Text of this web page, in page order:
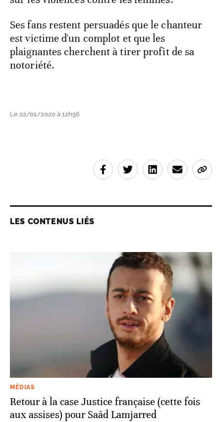
Ses fans restent persuadés que le chanteur
est victime d'un complot et que les
plaignantes cherchent à tirer profit de sa
notoriété.
Le 22/01/2020 à 12h56
LES CONTENUS LIÉS
MÉDIAS
Retour à la case Justice française (cette fois
aux assises) pour Saâd Lamjarred